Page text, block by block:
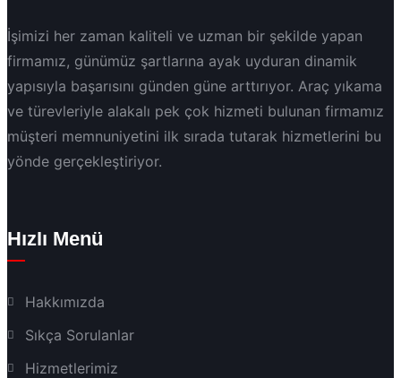
İşimizi her zaman kaliteli ve uzman bir şekilde yapan
firmamız, günümüz şartlarına ayak uyduran dinamik
yapısıyla başarısını günden güne arttırıyor. Araç yıkama
ve türevleriyle alakalı pek çok hizmeti bulunan firmamız
müşteri memnuniyetini ilk sırada tutarak hizmetlerini bu
yönde gerçekleştiriyor.
Hızlı Menü
Hakkımızda
Sıkça Sorulanlar
Hizmetlerimiz